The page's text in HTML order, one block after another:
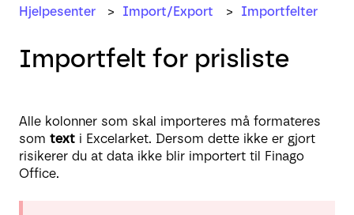
Hjelpesenter Import/Export Importfelter
Importfelt for prisliste
Alle kolonner som skal importeres må formateres
som text i Excelarket. Dersom dette ikke er gjort
risikerer du at data ikke blir importert til Finago
Office.